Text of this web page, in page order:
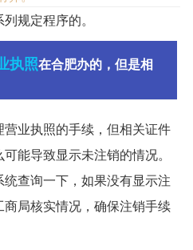
规定程序的。
执照在合肥办的，但是相
业执照的手续，但相关证件
能导致显示未注销的情况。
查询一下，如果没有显示注
局核实情况，确保注销手续